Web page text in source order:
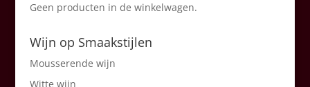
Geen producten in de winkelwagen.
Wijn op Smaakstijlen
Mousserende wijn
Witte wijn